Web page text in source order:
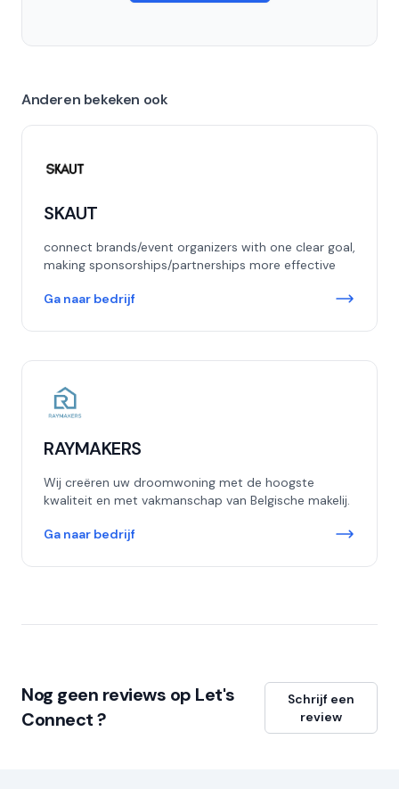
Anderen bekeken ook
SKAUT
connect brands/event organizers with one clear goal,
making sponsorships/partnerships more effective
Ga naar bedrijf
RAYMAKERS
Wij creëren uw droomwoning met de hoogste
kwaliteit en met vakmanschap van Belgische makelij.
Ga naar bedrijf
Nog geen reviews op Let's
Connect ?
Schrijf een
review